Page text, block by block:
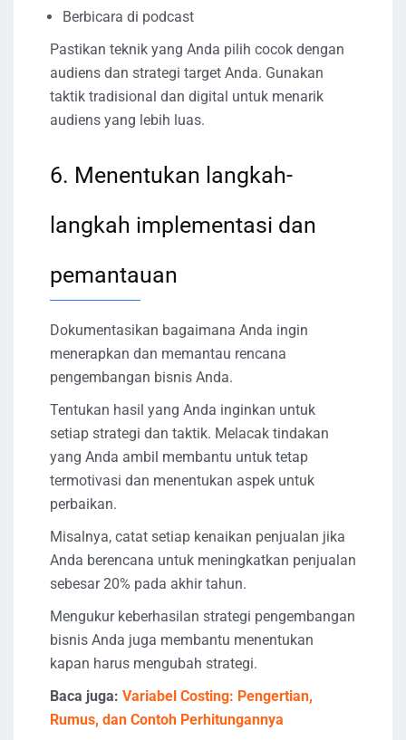
Berbicara di podcast
Pastikan teknik yang Anda pilih cocok dengan
audiens dan strategi target Anda. Gunakan
taktik tradisional dan digital untuk menarik
audiens yang lebih luas.
6. Menentukan langkah-
langkah implementasi dan
pemantauan
Dokumentasikan bagaimana Anda ingin
menerapkan dan memantau rencana
pengembangan bisnis Anda.
Tentukan hasil yang Anda inginkan untuk
setiap strategi dan taktik. Melacak tindakan
yang Anda ambil membantu untuk tetap
termotivasi dan menentukan aspek untuk
perbaikan.
Misalnya, catat setiap kenaikan penjualan jika
Anda berencana untuk meningkatkan penjualan
sebesar 20% pada akhir tahun.
Mengukur keberhasilan strategi pengembangan
bisnis Anda juga membantu menentukan
kapan harus mengubah strategi.
Baca juga: Variabel Costing: Pengertian,
Rumus, dan Contoh Perhitungannya